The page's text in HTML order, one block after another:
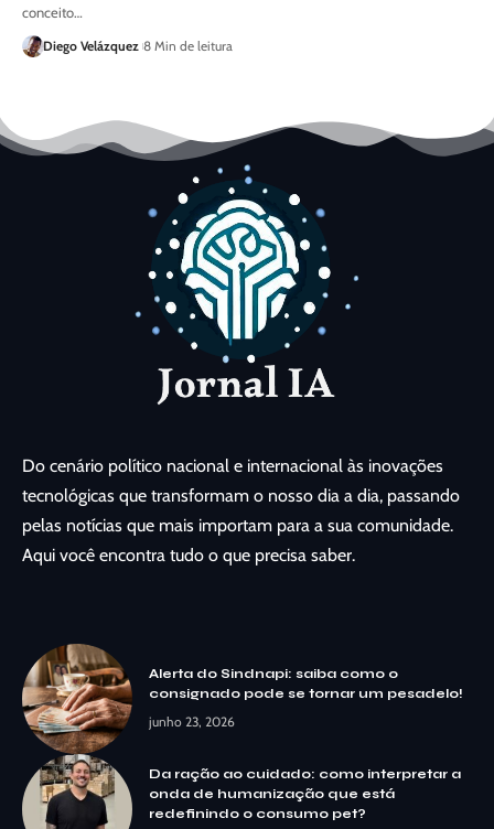
conceito…
Diego Velázquez 8 Min de leitura
Do cenário político nacional e internacional às inovações
tecnológicas que transformam o nosso dia a dia, passando
pelas notícias que mais importam para a sua comunidade.
Aqui você encontra tudo o que precisa saber.
Alerta do Sindnapi: saiba como o
consignado pode se tornar um pesadelo!
junho 23, 2026
Da ração ao cuidado: como interpretar a
onda de humanização que está
redefinindo o consumo pet?